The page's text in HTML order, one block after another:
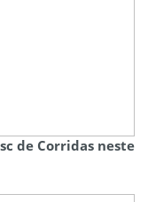
de Corridas neste